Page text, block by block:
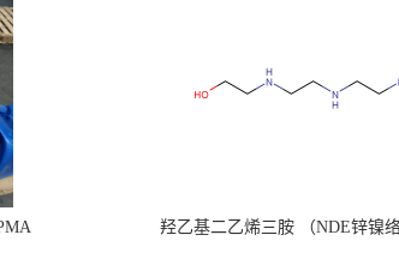
羟乙基二乙烯三胺 （NDE锌镍络